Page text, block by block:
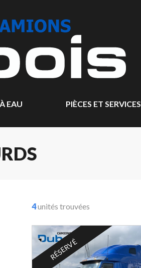
EAU PIÈCES ET SERVICES
4unités trouvées
RÉSERVÉ